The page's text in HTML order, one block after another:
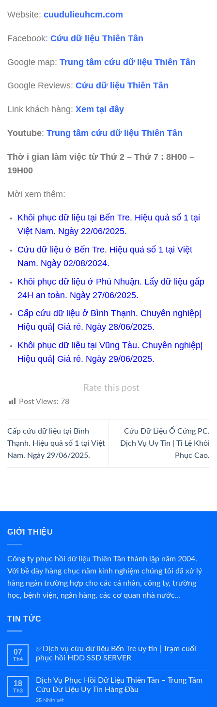
Website: cuudulieuhcm.com
Facebook: Cứu dữ liệu Thiên Tân
Google map: Trung tâm cứu dữ liệu Thiên Tân
Google Reviews: Cứu dữ liệu Thiên Tân
Link khách hàng: Xem tại đây
Youtube: Trung tâm cứu dữ liệu Thiên Tân
Thờ i gian làm việc từ Thứ 2 – Thứ 7 : 8H00 –
19H00
Mời xem thêm:
Khôi phục dữ liệu tại Bến Tre. Hiệu quả số 1 tại
Việt Nam. Ngày 22/06/2025.
Cứu dữ liệu ở Bến Tre. Hiệu quả số 1 tại Việt
Nam. Ngày 02/08/2024.
Khôi phục dữ liệu ở Phú Nhuận. Lấy dữ liệu gấp
24H an toàn. Ngày 27/06/2025.
Cấp cứu dữ liệu ở Bình Thạnh. Chuyên nghiệp|
Hiệu quả| Giá rẻ. Ngày 28/06/2025.
Khôi phục dữ liệu tại Vũng Tàu. Chuyên nghiệp|
Hiệu quả| Giá rẻ. Ngày 29/06/2025.
Rate this post
Post Views: 78
Cấp cứu dữ liệu tại Bình
Thạnh. Hiệu quả số 1 tại Việt
Nam. Ngày 29/06/2025.
Cứu Dữ Liệu Ổ Cứng PC.
Dịch Vụ Uy Tín | Tỉ Lệ Khôi
Phục Cao.
GIỚI THIỆU
Công ty phục hồi dữ liệu Thiên Tân thành lập năm 2004.
Với bề dày hàng chục năm kinh nghiệm chúng tôi đã xử lý
hàng ngàn trường hợp cho các cá nhân, công ty, trường
học, bệnh viện, ngân hàng, các cơ quan nhà nước…
TIN TỨC
07
Th4
✅Dịch vụ cứu dữ liệu Bến Tre uy tín | Trạm cuối
phục hồi HDD SSD SERVER
18
Th3
Dịch Vụ Phục Hồi Dữ Liệu Thiên Tân – Trung Tâm
Cứu Dữ Liệu Uy Tín Hàng Đầu
25 Nhận xét